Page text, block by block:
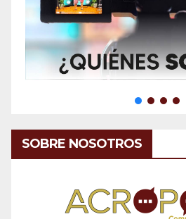
SOBRE NOSOTROS